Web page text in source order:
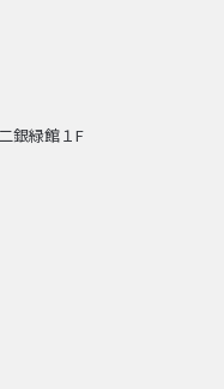
銀緑館１F